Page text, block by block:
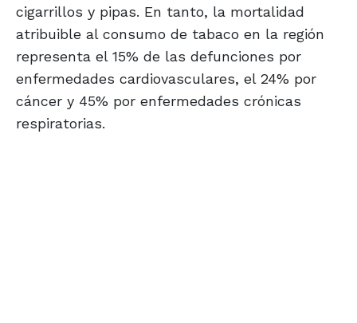
cigarrillos y pipas. En tanto, la mortalidad
atribuible al consumo de tabaco en la región
representa el 15% de las defunciones por
enfermedades cardiovasculares, el 24% por
cáncer y 45% por enfermedades crónicas
respiratorias.